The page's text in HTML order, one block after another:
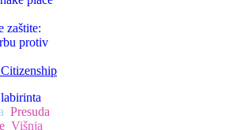
Presuda
Višnja